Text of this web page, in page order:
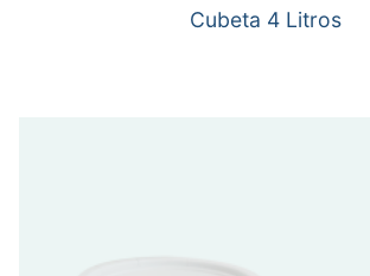
Cubeta 4 Litros